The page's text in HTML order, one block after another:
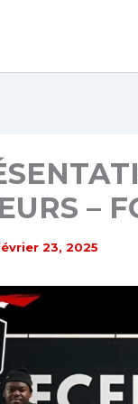
–
23, 2025